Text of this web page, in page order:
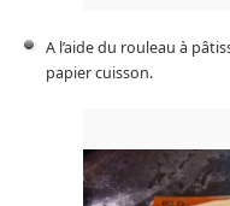
A l’aide du rouleau à
papier cuisson.